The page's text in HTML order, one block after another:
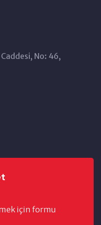
No: 46,
için formu